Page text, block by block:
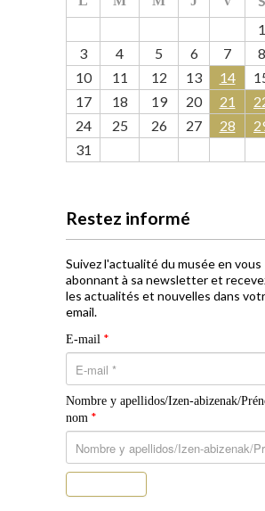
1
3
4 5 6 7 8
10
11 12 13 14
17
18 19 20 21
24
25 26 27 28
31
Restez informé
Suivez l'actualité du musée en vous
abonnant à sa newsletter et
les actualités et nouvelles dans
email.
E-mail *
Nombre y apellidos/Izen-abizenak/
nom *